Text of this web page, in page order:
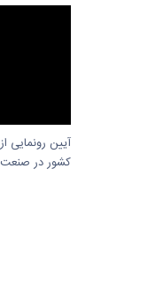
آیین رونمایی
کشور در